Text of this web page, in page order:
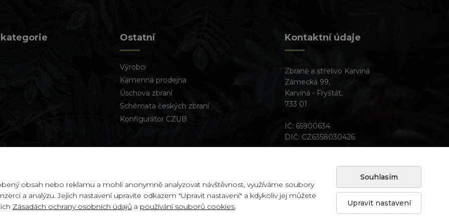
Ostatní
Výrobci
Kamenná prodejna
Úschova zbraní
Schémata českých zbraní
Konfigurátor CZUB
Kontaktní údaje
Zbraně a střelivo Karviná
Zámecká 99,
Karviná - Fryštát,
733 01
IČ: 65900634
DIČ: CZ6358030426
Created by
obsah nebo reklamu a mohli anonymně analyzovat návštěvnost, využíváme soubory
a analýzu. Jejich nastavení upravíte odkazem "Upravit nastavení" a kdykoliv jej můžete
Zásadách ochrany osobních údajů a používání souborů cookies.
Souhlasím
Upravit nastavení